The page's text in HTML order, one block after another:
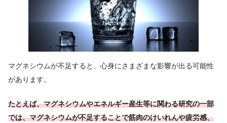
マグネシウムが不足すると、心身にさまざまな影響が出る可能性
があります。
たとえば、マグネシウムやエネルギー産生等に関わる研究の一部
では、マグネシウムが不足することで筋肉のけいれんや疲労感、